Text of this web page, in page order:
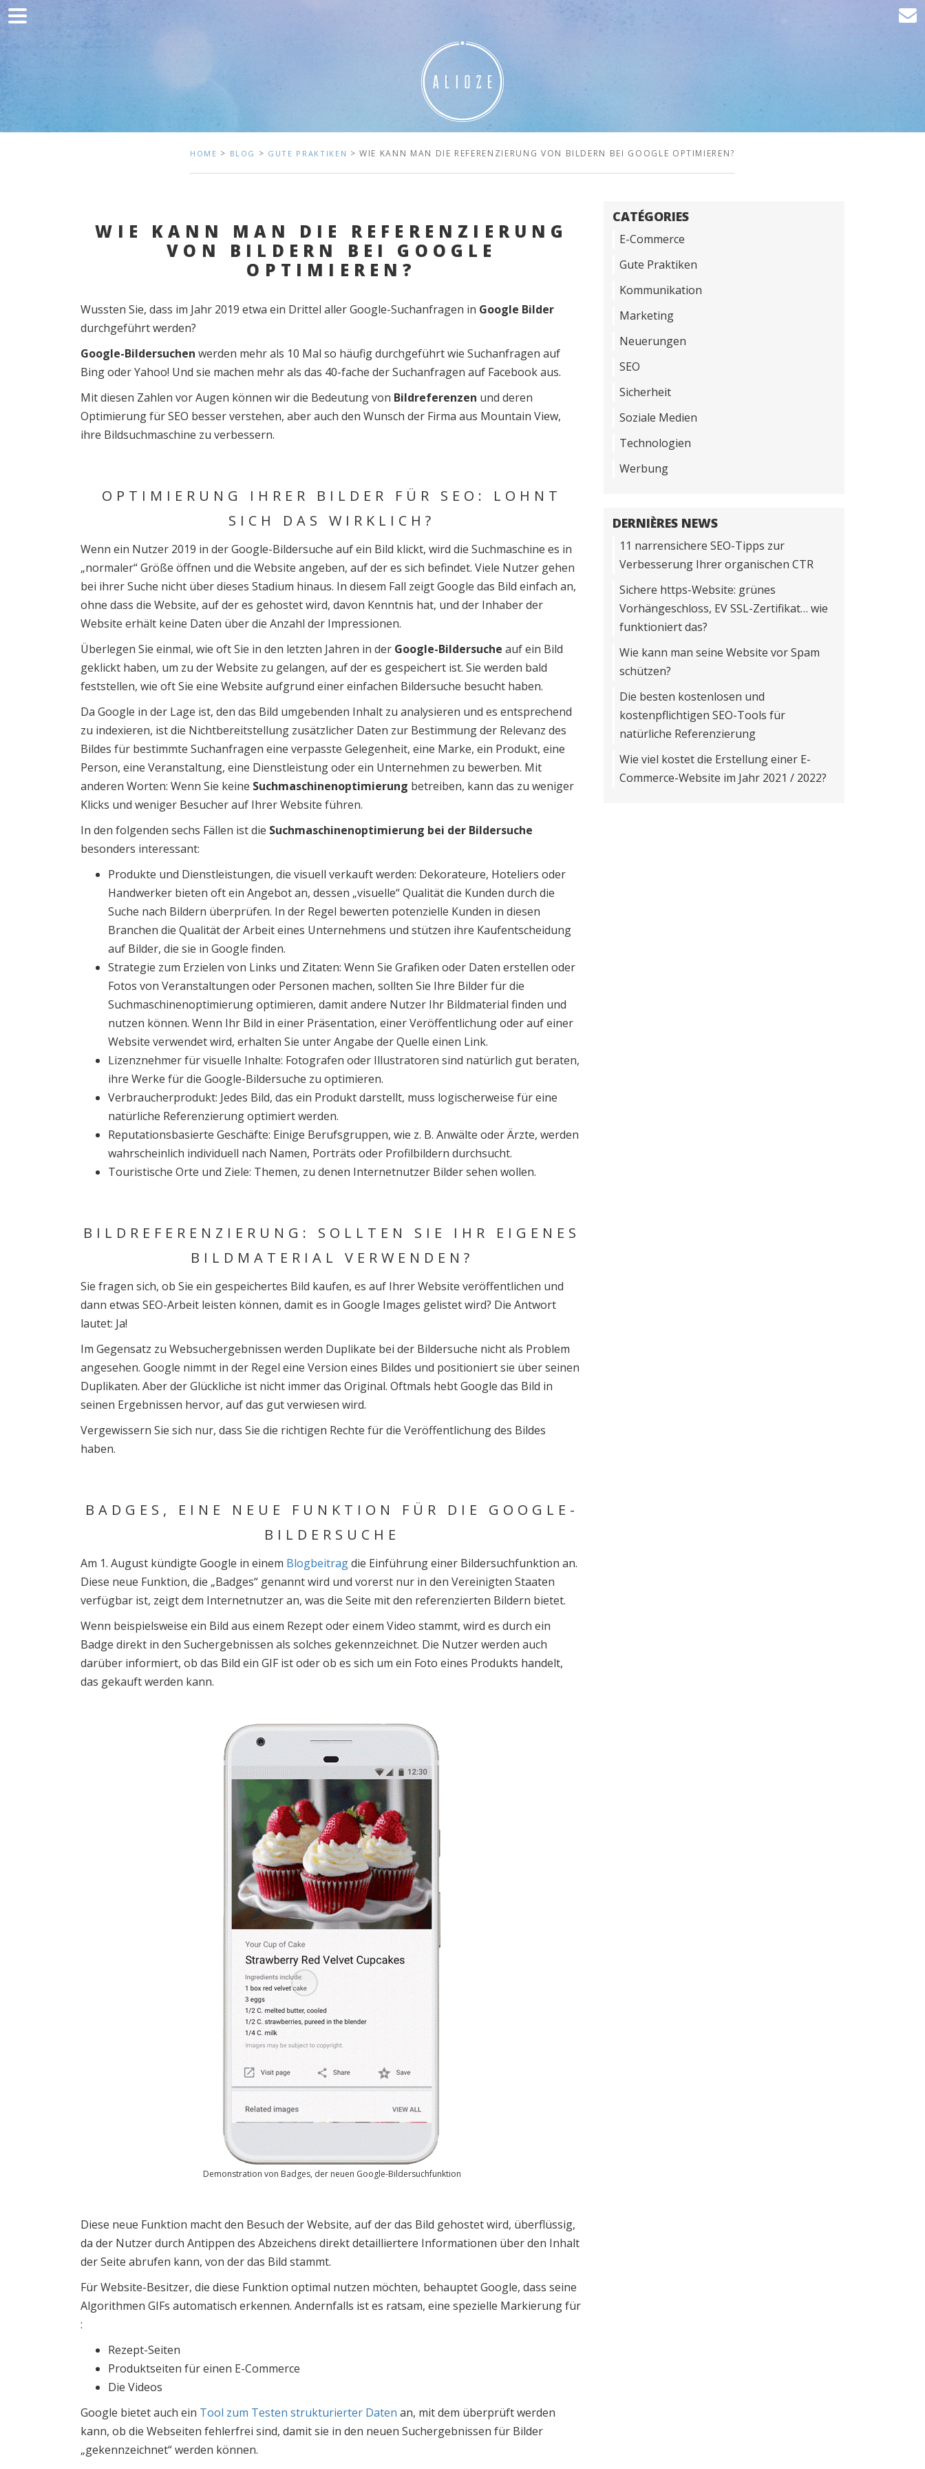
Home
HOME > BLOG > GUTE PRAKTIKEN > WIE KANN MAN DIE REFERENZIERUNG VON BILDERN BEI GOOGLE OPTIMIEREN?
WIE KANN MAN DIE REFERENZIERUNG
VON BILDERN BEI GOOGLE
OPTIMIEREN?
Wussten Sie, dass im Jahr 2019 etwa ein Drittel aller Google-Suchanfragen in Google Bilder
durchgeführt werden?
Google-Bildersuchen werden mehr als 10 Mal so häufig durchgeführt wie Suchanfragen auf
Bing oder Yahoo! Und sie machen mehr als das 40-fache der Suchanfragen auf Facebook aus.
Mit diesen Zahlen vor Augen können wir die Bedeutung von Bildreferenzen und deren
Optimierung für SEO besser verstehen, aber auch den Wunsch der Firma aus Mountain View,
ihre Bildsuchmaschine zu verbessern.
OPTIMIERUNG IHRER BILDER FÜR SEO: LOHNT
SICH DAS WIRKLICH?
Wenn ein Nutzer 2019 in der Google-Bildersuche auf ein Bild klickt, wird die Suchmaschine es in
„normaler“ Größe öffnen und die Website angeben, auf der es sich befindet. Viele Nutzer gehen
bei ihrer Suche nicht über dieses Stadium hinaus. In diesem Fall zeigt Google das Bild einfach an,
ohne dass die Website, auf der es gehostet wird, davon Kenntnis hat, und der Inhaber der
Website erhält keine Daten über die Anzahl der Impressionen.
Überlegen Sie einmal, wie oft Sie in den letzten Jahren in der Google-Bildersuche auf ein Bild
geklickt haben, um zu der Website zu gelangen, auf der es gespeichert ist. Sie werden bald
feststellen, wie oft Sie eine Website aufgrund einer einfachen Bildersuche besucht haben.
Da Google in der Lage ist, den das Bild umgebenden Inhalt zu analysieren und es entsprechend
zu indexieren, ist die Nichtbereitstellung zusätzlicher Daten zur Bestimmung der Relevanz des
Bildes für bestimmte Suchanfragen eine verpasste Gelegenheit, eine Marke, ein Produkt, eine
Person, eine Veranstaltung, eine Dienstleistung oder ein Unternehmen zu bewerben. Mit
anderen Worten: Wenn Sie keine Suchmaschinenoptimierung betreiben, kann das zu weniger
Klicks und weniger Besucher auf Ihrer Website führen.
In den folgenden sechs Fällen ist die Suchmaschinenoptimierung bei der Bildersuche
besonders interessant:
Produkte und Dienstleistungen, die visuell verkauft werden: Dekorateure, Hoteliers oder
Handwerker bieten oft ein Angebot an, dessen „visuelle“ Qualität die Kunden durch die
Suche nach Bildern überprüfen. In der Regel bewerten potenzielle Kunden in diesen
Branchen die Qualität der Arbeit eines Unternehmens und stützen ihre Kaufentscheidung
auf Bilder, die sie in Google finden.
Strategie zum Erzielen von Links und Zitaten: Wenn Sie Grafiken oder Daten erstellen oder
Fotos von Veranstaltungen oder Personen machen, sollten Sie Ihre Bilder für die
Suchmaschinenoptimierung optimieren, damit andere Nutzer Ihr Bildmaterial finden und
nutzen können. Wenn Ihr Bild in einer Präsentation, einer Veröffentlichung oder auf einer
Website verwendet wird, erhalten Sie unter Angabe der Quelle einen Link.
Lizenznehmer für visuelle Inhalte: Fotografen oder Illustratoren sind natürlich gut beraten,
ihre Werke für die Google-Bildersuche zu optimieren.
Verbraucherprodukt: Jedes Bild, das ein Produkt darstellt, muss logischerweise für eine
natürliche Referenzierung optimiert werden.
Reputationsbasierte Geschäfte: Einige Berufsgruppen, wie z. B. Anwälte oder Ärzte, werden
wahrscheinlich individuell nach Namen, Porträts oder Profilbildern durchsucht.
Touristische Orte und Ziele: Themen, zu denen Internetnutzer Bilder sehen wollen.
BILDREFERENZIERUNG: SOLLTEN SIE IHR EIGENES
BILDMATERIAL VERWENDEN?
Sie fragen sich, ob Sie ein gespeichertes Bild kaufen, es auf Ihrer Website veröffentlichen und
dann etwas SEO-Arbeit leisten können, damit es in Google Images gelistet wird? Die Antwort
lautet: Ja!
Im Gegensatz zu Websuchergebnissen werden Duplikate bei der Bildersuche nicht als Problem
angesehen. Google nimmt in der Regel eine Version eines Bildes und positioniert sie über seinen
Duplikaten. Aber der Glückliche ist nicht immer das Original. Oftmals hebt Google das Bild in
seinen Ergebnissen hervor, auf das gut verwiesen wird.
Vergewissern Sie sich nur, dass Sie die richtigen Rechte für die Veröffentlichung des Bildes
haben.
BADGES, EINE NEUE FUNKTION FÜR DIE GOOGLE-
BILDERSUCHE
Am 1. August kündigte Google in einem Blogbeitragdie Einführung einer Bildersuchfunktion an.
Diese neue Funktion, die „Badges“ genannt wird und vorerst nur in den Vereinigten Staaten
verfügbar ist, zeigt dem Internetnutzer an, was die Seite mit den referenzierten Bildern bietet.
Wenn beispielsweise ein Bild aus einem Rezept oder einem Video stammt, wird es durch ein
Badge direkt in den Suchergebnissen als solches gekennzeichnet. Die Nutzer werden auch
darüber informiert, ob das Bild ein GIF ist oder ob es sich um ein Foto eines Produkts handelt,
das gekauft werden kann.
Demonstration von Badges, der neuen Google-Bildersuchfunktion
Diese neue Funktion macht den Besuch der Website, auf der das Bild gehostet wird, überflüssig,
da der Nutzer durch Antippen des Abzeichens direkt detailliertere Informationen über den Inhalt
der Seite abrufen kann, von der das Bild stammt.
Für Website-Besitzer, die diese Funktion optimal nutzen möchten, behauptet Google, dass seine
Algorithmen GIFs automatisch erkennen. Andernfalls ist es ratsam, eine spezielle Markierung für
:
Rezept-Seiten
Produktseiten für einen E-Commerce
Die Videos
Google bietet auch ein Tool zum Testen strukturierter Daten an, mit dem überprüft werden
kann, ob die Webseiten fehlerfrei sind, damit sie in den neuen Suchergebnissen für Bilder
„gekennzeichnet“ werden können.
CATÉGORIES
E-Commerce
Gute Praktiken
Kommunikation
Marketing
Neuerungen
SEO
Sicherheit
Soziale Medien
Technologien
Werbung
DERNIÈRES NEWS
11 narrensichere SEO-Tipps zur
Verbesserung Ihrer organischen CTR
Sichere https-Website: grünes
Vorhängeschloss, EV SSL-Zertifikat… wie
funktioniert das?
Wie kann man seine Website vor Spam
schützen?
Die besten kostenlosen und
kostenpflichtigen SEO-Tools für
natürliche Referenzierung
Wie viel kostet die Erstellung einer E-
Commerce-Website im Jahr 2021 / 2022?